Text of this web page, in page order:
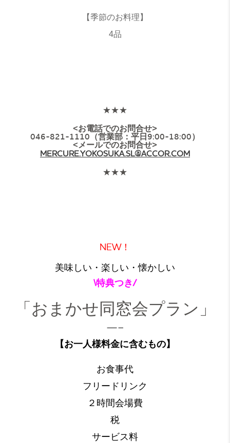
【季節のお料理】
4品
★★★
<お電話でのお問合せ>
046-821-1110（営業部：平日9:00-18:00）
<メールでのお問合せ>
MERCURE.YOKOSUKA.SL@ACCOR.COM
★★★
NEW！
美味しい・楽しい・懐かしい
\特典つき/
「おまかせ同窓会プラン」
—–
【お一人様料金に含むもの】
お食事代
フリードリンク
２時間会場費
税
サービス料